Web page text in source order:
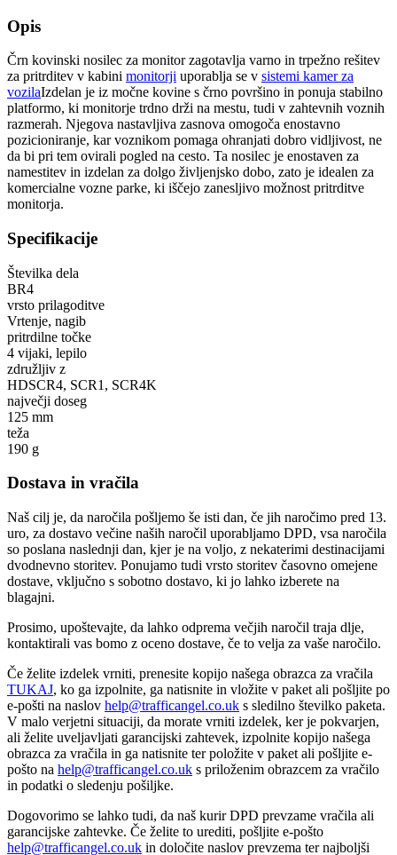
Opis
Črn kovinski nosilec za monitor zagotavlja varno in trpežno rešitev
za pritrditev v kabini monitorji uporablja se v sistemi kamer za
vozilaIzdelan je iz močne kovine s črno površino in ponuja stabilno
platformo, ki monitorje trdno drži na mestu, tudi v zahtevnih voznih
razmerah. Njegova nastavljiva zasnova omogoča enostavno
pozicioniranje, kar voznikom pomaga ohranjati dobro vidljivost, ne
da bi pri tem ovirali pogled na cesto. Ta nosilec je enostaven za
namestitev in izdelan za dolgo življenjsko dobo, zato je idealen za
komercialne vozne parke, ki iščejo zanesljivo možnost pritrditve
monitorja.
Specifikacije
Številka dela
BR4
vrsto prilagoditve
Vrtenje, nagib
pritrdilne točke
4 vijaki, lepilo
združljiv z
HDSCR4, SCR1, SCR4K
največji doseg
125 mm
teža
190 g
Dostava in vračila
Naš cilj je, da naročila pošljemo še isti dan, če jih naročimo pred 13.
uro, za dostavo večine naših naročil uporabljamo DPD, vsa naročila
so poslana naslednji dan, kjer je na voljo, z nekaterimi destinacijami
dvodnevno storitev. Ponujamo tudi vrsto storitev časovno omejene
dostave, vključno s sobotno dostavo, ki jo lahko izberete na
blagajni.
Prosimo, upoštevajte, da lahko odprema večjih naročil traja dlje,
kontaktirali vas bomo z oceno dostave, če to velja za vaše naročilo.
Če želite izdelek vrniti, prenesite kopijo našega obrazca za vračila
TUKAJ, ko ga izpolnite, ga natisnite in vložite v paket ali pošljite po
e-pošti na naslov help@trafficangel.co.uk s sledilno številko paketa.
V malo verjetni situaciji, da morate vrniti izdelek, ker je pokvarjen,
ali želite uveljavljati garancijski zahtevek, izpolnite kopijo našega
obrazca za vračila in ga natisnite ter položite v paket ali pošljite e-
pošto na help@trafficangel.co.uk s priloženim obrazcem za vračilo
in podatki o sledenju pošiljke.
Dogovorimo se lahko tudi, da naš kurir DPD prevzame vračila ali
garancijske zahtevke. Če želite to urediti, pošljite e-pošto
help@trafficangel.co.uk in določite naslov prevzema ter najboljši